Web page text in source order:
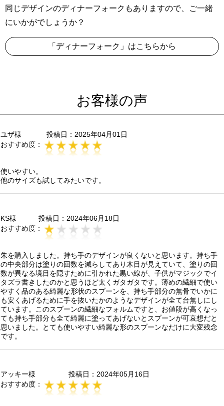
同じデザインのディナーフォークもありますので、ご一緒
にいかがでしょうか？
「ディナーフォーク」はこちらから
お客様の声
ユザ様 投稿日： 2025年04月01日
おすすめ度：
使いやすい。
他のサイズも試してみたいです。
KS様 投稿日： 2024年06月18日
おすすめ度：
朱を購入しました。持ち手のデザインが良くないと思います。持ち手
の中央部分は塗りの回数を減らしてあり木目が見えていて、塗りの回
数が異なる境目を隠すために引かれた黒い線が、子供がマジックでイ
タズラ書きしたのかと思うほど太くガタガタです。薄めの繊細で使い
やすく品のある綺麗な形状のスプーンを、持ち手部分の無骨でいかに
も安くあげるために手を抜いたかのようなデザインが全て台無しにし
ています。このスプーンの繊細なフォルムですと、お値段が高くなっ
ても持ち手部分も全て綺麗に塗ってあげないとスプーンが可哀想だと
思いました。とても使いやすい綺麗な形のスプーンなだけに大変残念
です。
アッキー様 投稿日： 2024年05月16日
おすすめ度：